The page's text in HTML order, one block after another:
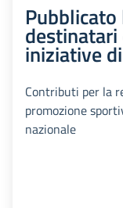
iniziative
Contributi per la
promozione
nazionale